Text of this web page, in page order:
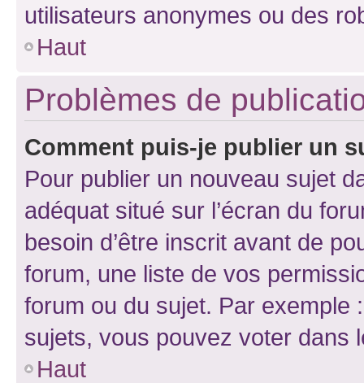
utilisateurs anonymes ou des
Haut
Problèmes de
Comment puis-je publier un
Pour publier un nouveau sujet
adéquat situé sur l’écran du
besoin d’être inscrit avant de
forum, une liste de vos
forum ou du sujet. Par exemple
sujets, vous pouvez voter dans
Haut